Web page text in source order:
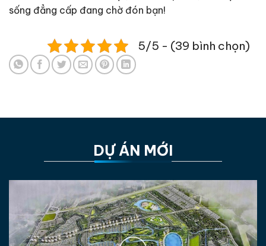
sống đẳng cấp đang chờ đón bạn!
5/5 - (39 bình chọn)
DỰ ÁN MỚI